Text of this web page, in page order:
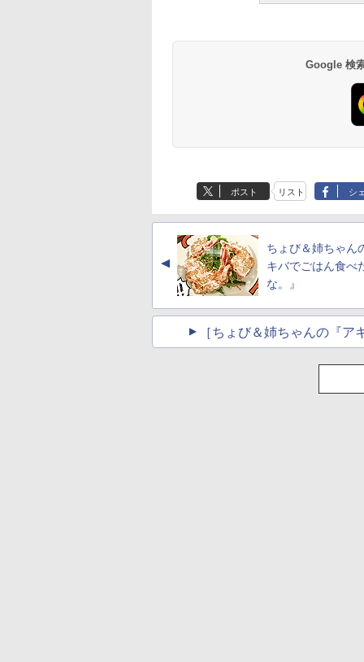
Google 検
ポスト リスト シ
▲
ちょび＆姉ちゃん
キバでごはん食べ
な。』
［ちょび＆姉ちゃんの『